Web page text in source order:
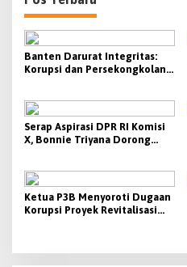
Banten Darurat Integritas:
Korupsi dan Persekongkolan
Serap Aspirasi DPR RI Komisi
X, Bonnie Triyana Dorong
Pandeglang
Ketua P3B Menyoroti Dugaan
Korupsi Proyek Revitalisasi